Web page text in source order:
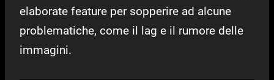
elaborate feature per sopperire ad alcune
problematiche, come il lag e il rumore delle
immagini.